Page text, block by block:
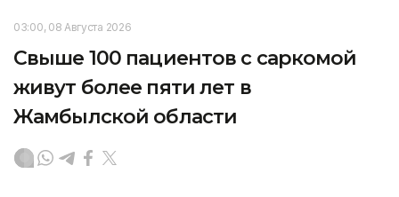
03:00, 08 Августа 2026
Свыше 100 пациентов с саркомой
живут более пяти лет в
Жамбылской области